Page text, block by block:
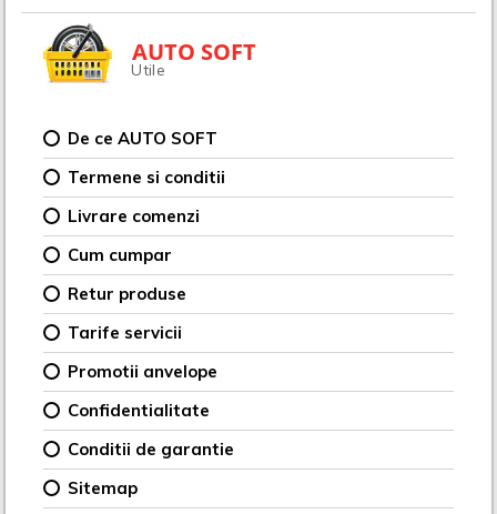
AUTO SOFT
Utile
De ce AUTO SOFT
Termene si conditii
Livrare comenzi
Cum cumpar
Retur produse
Tarife servicii
Promotii anvelope
Confidentialitate
Conditii de garantie
Sitemap